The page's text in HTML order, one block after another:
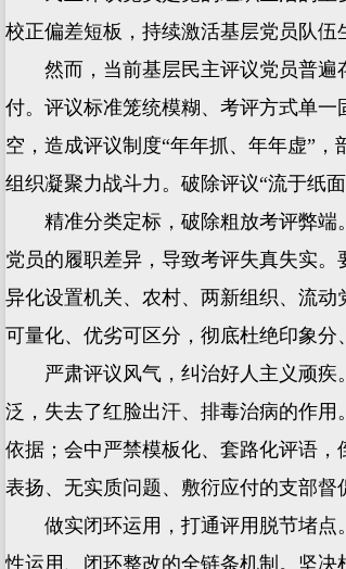
校正偏差短板，持续激活基层党员队伍
然而，当前基层民主评议党员普遍
付。评议标准笼统模糊、考评方式单
空，造成评议制度“年年抓、年年虚”
组织凝聚力战斗力。破除评议“流于纸
精准分类定标，破除粗放考评弊端。
党员的履职差异，导致考评失真失实
异化设置机关、农村、两新组织、流
可量化、优劣可区分，彻底杜绝印象分
严肃评议风气，纠治好人主义顽疾
泛，失去了红脸出汗、排毒治病的作
依据；会中严禁模板化、套路化评语
表扬、无实质问题、敷衍应付的支部督
做实闭环运用，打通评用脱节堵点。
性运用、闭环整改的全链条机制。坚